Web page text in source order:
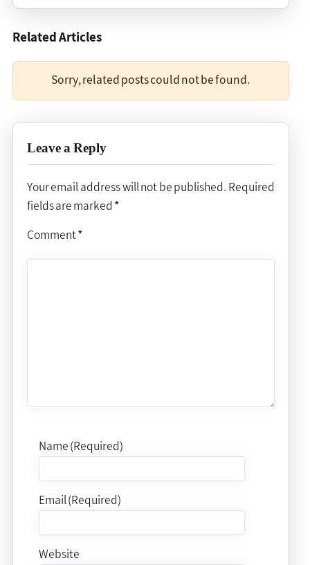
Related Articles
Sorry, related posts could not be found.
Leave a Reply
Your email address will not be published. Required
fields are marked *
Comment*
Name (Required)
Email (Required)
Website